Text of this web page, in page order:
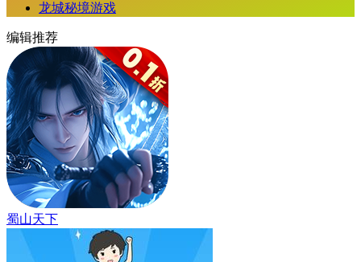
龙城秘境游戏
编辑推荐
蜀山天下